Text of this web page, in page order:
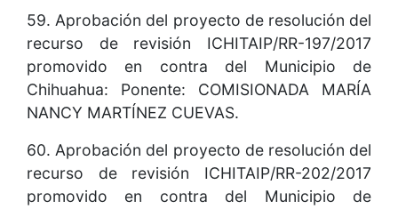
59. Aprobación del proyecto de resolución del
recurso de revisión ICHITAIP/RR-197/2017
promovido en contra del Municipio de
Chihuahua: Ponente: COMISIONADA MARÍA
NANCY MARTÍNEZ CUEVAS.
60. Aprobación del proyecto de resolución del
recurso de revisión ICHITAIP/RR-202/2017
promovido en contra del Municipio de